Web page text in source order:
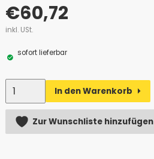
€60,72
inkl. USt.
sofort lieferbar
Anzahl
In den Warenkorb
Alternative:
Zur Wunschliste hinzufügen